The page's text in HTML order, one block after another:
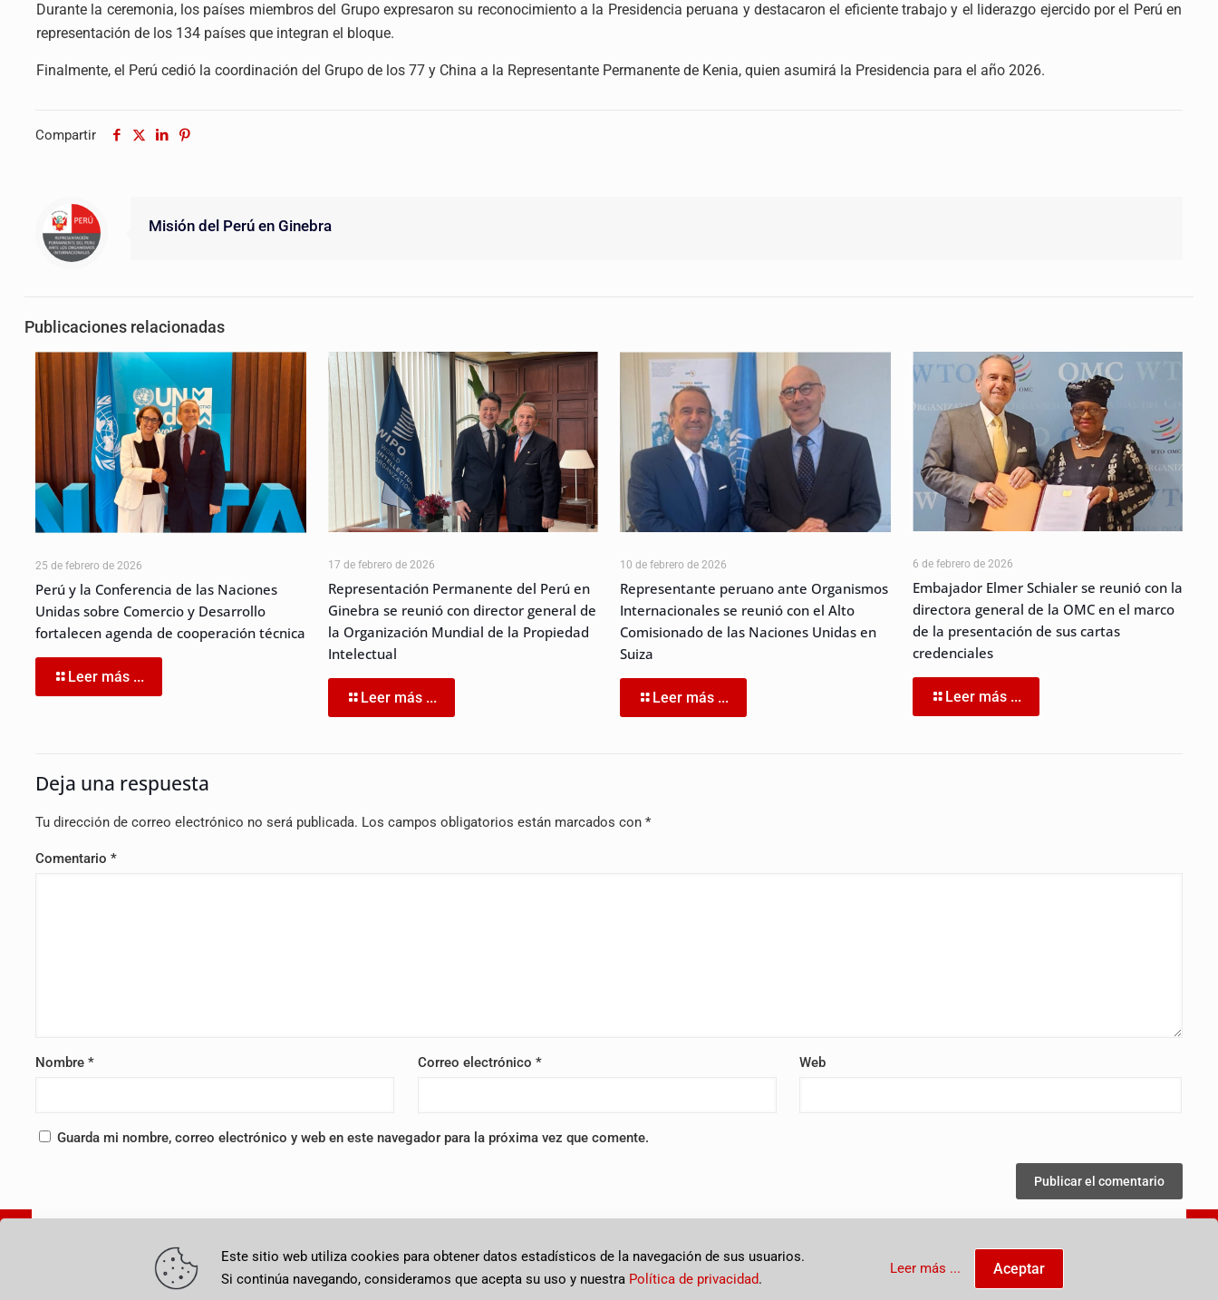
Durante la ceremonia, los países miembros del Grupo expresaron su reconocimiento a la Presidencia peruana y destacaron el eficiente trabajo y el liderazgo ejercido por el Perú en
representación de los 134 países que integran el bloque.
Finalmente, el Perú cedió la coordinación del Grupo de los 77 y China a la Representante Permanente de Kenia, quien asumirá la Presidencia para el año 2026.
Compartir
Misión del Perú en Ginebra
Publicaciones relacionadas
25 de febrero de 2026
Perú y la Conferencia de las Naciones
Unidas sobre Comercio y Desarrollo
fortalecen agenda de cooperación técnica
Leer más ...
17 de febrero de 2026
Representación Permanente del Perú en
Ginebra se reunió con director general de
la Organización Mundial de la Propiedad
Intelectual
Leer más ...
10 de febrero de 2026
Representante peruano ante Organismos
Internacionales se reunió con el Alto
Comisionado de las Naciones Unidas en
Suiza
Leer más ...
6 de febrero de 2026
Embajador Elmer Schialer se reunió con la
directora general de la OMC en el marco
de la presentación de sus cartas
credenciales
Leer más ...
Deja una respuesta
Tu dirección de correo electrónico no será publicada. Los campos obligatorios están marcados con *
Comentario *
Nombre * Correo electrónico * Web
Guarda mi nombre, correo electrónico y web en este navegador para la próxima vez que comente.
© 2025-2026 Representación Permanente del Perú en Ginebra | Todos los derechos reservados |Privacidad
Este sitio web utiliza cookies para obtener datos estadísticos de la navegación de sus usuarios.
Si continúa navegando, consideramos que acepta su uso y nuestra Política de privacidad.
Leer más ... Aceptar